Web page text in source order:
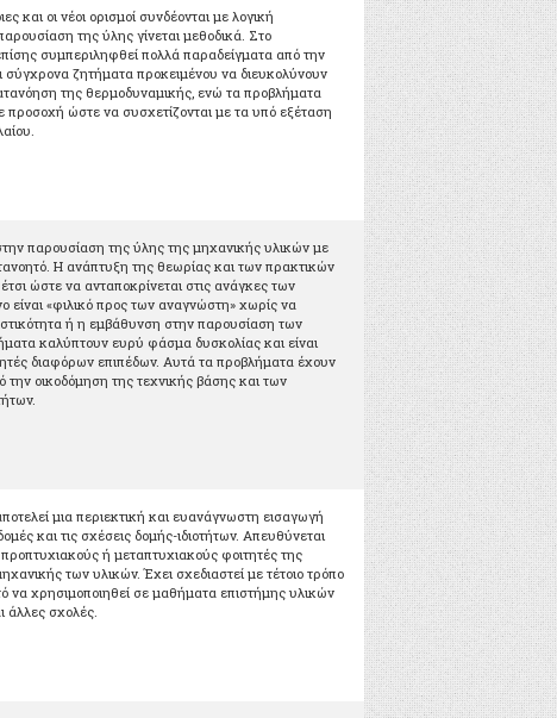
και οι νέοι ορισμοί συνδέονται με λογική
της ύλης γίνεται μεθοδικά. Στο
συμπεριληφθεί πολλά παραδείγματα από την
σύγχρονα ζητήματα προκειμένου να διευκολύνουν
της θερμοδυναμικής, ενώ τα προβλήματα
προσοχή ώστε να συσχετίζονται με τα υπό εξέταση
παρουσίαση της ύλης της μηχανικής υλικών με
Η ανάπτυξη της θεωρίας και των πρακτικών
ώστε να ανταποκρίνεται στις ανάγκες των
είναι «φιλικό προς των αναγνώστη» χωρίς να
ή η εμβάθυνση στην παρουσίαση των
καλύπτουν ευρύ φάσμα δυσκολίας και είναι
διαφόρων επιπέδων. Αυτά τα προβλήματα έχουν
την οικοδόμηση της τεχνικής βάσης και των
μια περιεκτική και ευανάγνωστη εισαγωγή
και τις σχέσεις δομής-ιδιοτήτων. Απευθύνεται
ή μεταπτυχιακούς φοιτητές της
των υλικών. Έχει σχεδιαστεί με τέτοιο τρόπο
να χρησιμοποιηθεί σε μαθήματα επιστήμης υλικών
άλλες σχολές.